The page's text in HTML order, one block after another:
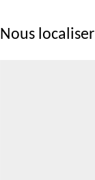
Nous localiser